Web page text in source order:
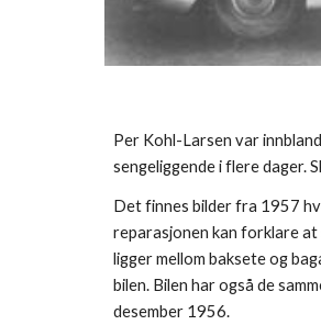
Per Kohl-Larsen var
sengeliggende i flere dager.
Det finnes bilder fra 1957
reparasjonen kan forklare at
ligger mellom baksete og
bilen. Bilen har også de
desember 1956.